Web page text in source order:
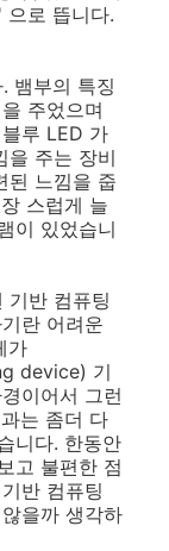
로 뜹니다.
뱀부의 특징
주었으며
루 LED 가
을 주는 장비
된 느낌을 줍
스럽게 늘
이 있었습니
기반 컴퓨팅
란 어려운
가
device) 기
이어서 그런
는 좀더 다
니다. 한동안
고 불편한 점
반 컴퓨팅
을까 생각하